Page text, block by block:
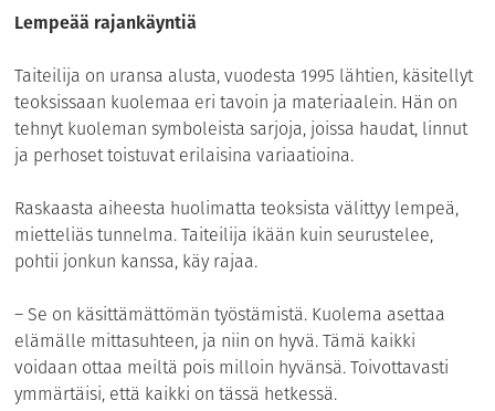
Lempeää rajankäyntiä
Taiteilija on uransa alusta, vuodesta 1995 lähtien, käsitellyt
teoksissaan kuolemaa eri tavoin ja materiaalein. Hän on
tehnyt kuoleman symboleista sarjoja, joissa haudat, linnut
ja perhoset toistuvat erilaisina variaatioina.
Raskaasta aiheesta huolimatta teoksista välittyy lempeä,
mietteliäs tunnelma. Taiteilija ikään kuin seurustelee,
pohtii jonkun kanssa, käy rajaa.
– Se on käsittämättömän työstämistä. Kuolema asettaa
elämälle mittasuhteen, ja niin on hyvä. Tämä kaikki
voidaan ottaa meiltä pois milloin hyvänsä. Toivottavasti
ymmärtäisi, että kaikki on tässä hetkessä.